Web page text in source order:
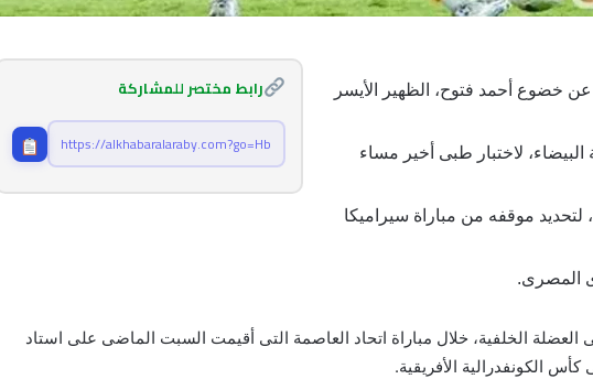
رابط مختصر للمشاركة خضوع أحمد فتوح، الظهير الأيسر
البيضاء، لاختبار طبى أخير مساء
لتحديد موقفه من مباراة سيراميكا
المصرى.
العضلة الخلفية، خلال مباراة اتحاد العاصمة التى أقيمت السبت الماضى على استاد
الكونفدرالية الأفريقية.
توصيات ملتقى التميز والإبداع 2026 تحت
شعار
الرئيس يجتمع برئيس الوزراء في العلمين